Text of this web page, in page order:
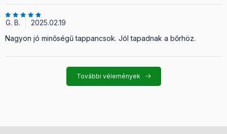
G. B.
2025.02.19
Nagyon jó minőségű tappancsok. Jól tapadnak a bőrhöz.
További vélemények